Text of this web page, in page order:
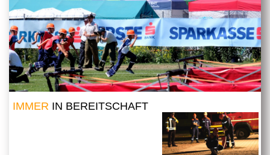
IMMER IN BEREITSCHAFT